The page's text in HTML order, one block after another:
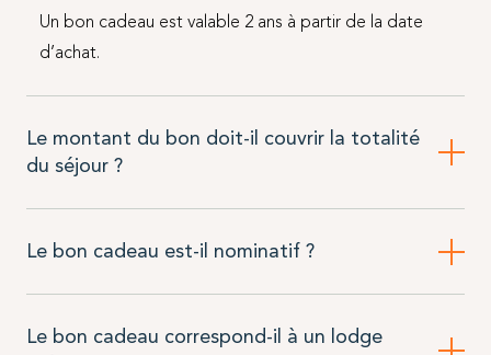
Un bon cadeau est valable 2 ans à partir de la date
d’achat.
Le montant du bon doit-il couvrir la totalité
du séjour ?
Le bon cadeau est-il nominatif ?
Le bon cadeau correspond-il à un lodge